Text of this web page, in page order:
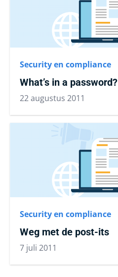
Security en compliance
What’s in a password?
22 augustus 2011
Security en compliance
Weg met de post-its
7 juli 2011